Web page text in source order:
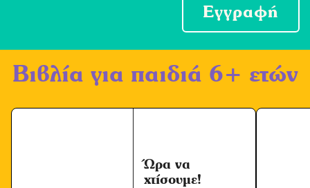
ή
Ό
ω
Εγγραφή
Βιβλία για παιδιά 6+ ετών
Ώρα να
χτίσουμε!